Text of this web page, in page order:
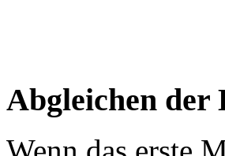
Abgleichen der